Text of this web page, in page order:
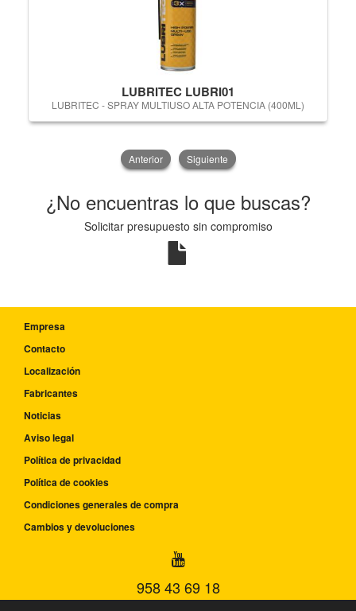
LUBRITEC LUBRI01
LUBRITEC - SPRAY MULTIUSO ALTA POTENCIA (400ML)
Anterior Siguiente
¿No encuentras lo que buscas?
Solicitar presupuesto sin compromiso
Empresa
Contacto
Localización
Fabricantes
Noticias
Aviso legal
Política de privacidad
Política de cookies
Condiciones generales de compra
Cambios y devoluciones
958 43 69 18